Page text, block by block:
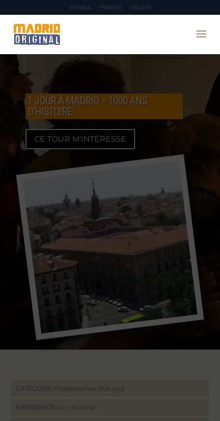
ESPAÑOL FRANÇAIS ENGLISH
1 JOUR À MADRID = 1000 ANS
D’HISTOIRE
CE TOUR M'INTÉRESSE
CATEGORIE: Programmes d'un jour
EXPERIENCE: Le + Intense